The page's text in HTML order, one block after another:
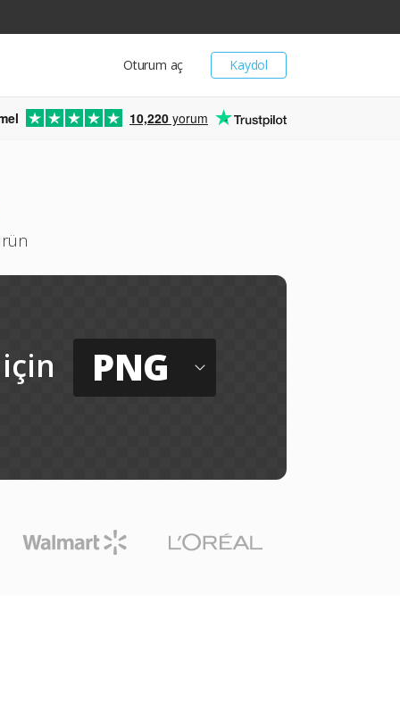
Kaydol
Oturum aç
10,220 yorum
için PNG